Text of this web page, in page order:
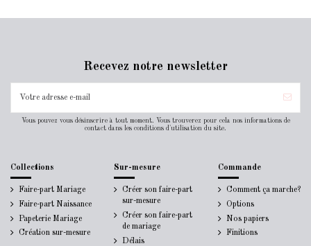
Recevez notre newsletter
Vous pouvez vous désinscrire à tout moment. Vous trouverez pour cela nos informations de
contact dans les conditions d'utilisation du site.
Collections
Faire-part Mariage
Faire-part Naissance
Papeterie Mariage
Création sur-mesure
Sur-mesure
Créer son faire-part
sur-mesure
Créer son faire-part
de mariage
Délais
Commande
Comment ça marche?
Options
Nos papiers
Finitions